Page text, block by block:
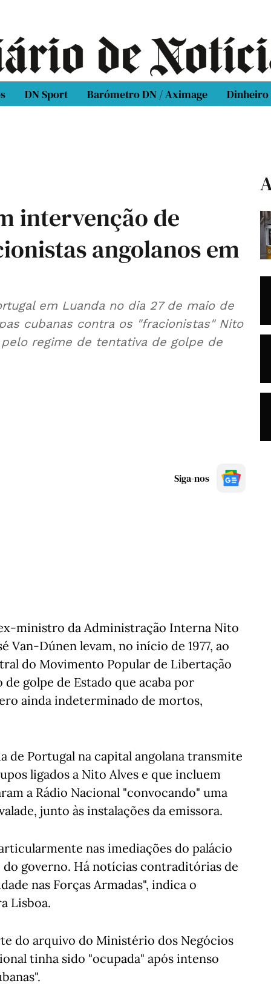
DN Sport Barómetro DN / Aximage Dinheiro
intervenção de
angolanos em
em Luanda no dia 27 de maio de
cubanas contra os "fracionistas" Nito
regime de tentativa de golpe de
Siga-nos
ministro da Administração Interna Nito
Van-Dúnen levam, no início de 1977, ao
do Movimento Popular de Libertação
de golpe de Estado que acaba por
ainda indeterminado de mortos,
de Portugal na capital angolana transmite
ligados a Nito Alves e que incluem
a Rádio Nacional "convocando" uma
junto às instalações da emissora.
nas imediações do palácio
governo. Há notícias contraditórias de
nas Forças Armadas", indica o
Lisboa.
do arquivo do Ministério dos Negócios
tinha sido "ocupada" após intenso